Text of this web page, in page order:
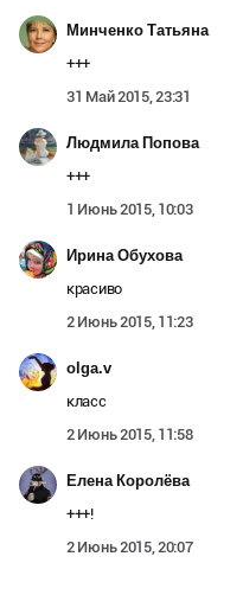
Минченко Татьяна
+++
31 Май 2015, 23:31
Людмила Попова
+++
1 Июнь 2015, 10:03
Ирина Обухова
красиво
2 Июнь 2015, 11:23
olga.v
класс
2 Июнь 2015, 11:58
Елена Королёва
+++!
2 Июнь 2015, 20:07